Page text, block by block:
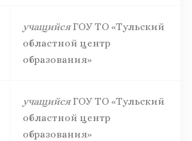
учащийсяГОУ ТО «Тульский
областной центр
образования»
учащийсяГОУ ТО «Тульский
областной центр
образования»